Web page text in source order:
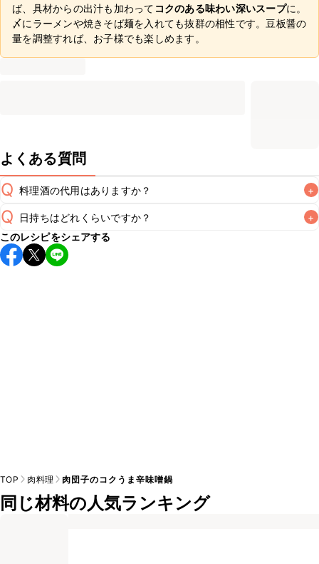
ば、具材からの出汁も加わって コクのある味わい深いスープに。
〆にラーメンや焼きそば麺を入れても抜群の相性です。豆板醤の
量を調整すれば、お子様でも楽しめます。
よくある質問
Q 料理酒の代用はありますか？ +
A
Q 日持ちはどれくらいですか？ +
保存期間は冷蔵で翌日中が目安です。なるべくお早めにお召
し上がりください。
このレシピをシェアする
TOP 肉料理 肉団子のコクうま辛味噌鍋
同じ材料の人気ランキング